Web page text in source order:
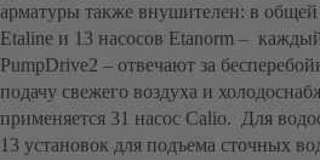
арматуры также внушителен: в общей
Etaline и 13 насосов Etanorm –
PumpDrive2 – отвечают за
подачу свежего воздуха и
применяется 31 насос Calio. Для
13 установок для подъема сточных